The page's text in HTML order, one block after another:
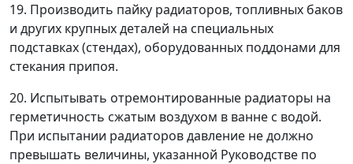
19. Производить пайку радиаторов, топливных баков
и других крупных деталей на специальных
подставках (стендах), оборудованных поддонами для
стекания припоя.
20. Испытывать отремонтированные радиаторы на
герметичность сжатым воздухом в ванне с водой.
При испытании радиаторов давление не должно
превышать величины, указанной Руководстве по